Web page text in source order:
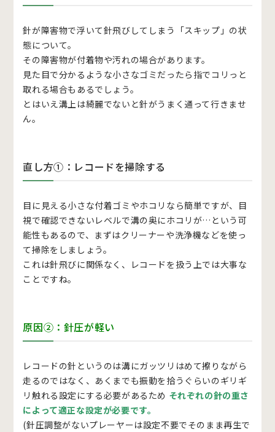
針が障害物で浮いて針飛びしてしまう「スキップ」の状
態について。
その障害物が付着物や汚れの場合があります。
見た目で分かるような小さなゴミだったら指でコリっと
取れる場合もあるでしょう。
とはいえ溝上は綺麗でないと針がうまく通って行きませ
ん。
直し方①：レコードを掃除する
目に見える小さな付着ゴミやホコリなら簡単ですが、目
視で確認できないレベルで溝の奥にホコリが…という可
能性もあるので、まずはクリーナーや洗浄機などを使っ
て掃除をしましょう。
これは針飛びに関係なく、レコードを扱う上では大事な
ことですね。
原因②：針圧が軽い
レコードの針というのは溝にガッツリはめて擦りながら
走るのではなく、あくまでも振動を拾うぐらいのギリギ
リ触れる設定にする必要があるため それぞれの針の重さ
によって適正な設定が必要です。
(針圧調整がないプレーヤーは設定不要でそのまま再生で